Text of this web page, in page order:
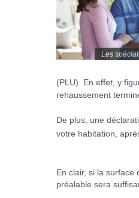
Les
(PLU). En effet, y
rehaussement
De plus, une
votre habitation,
En clair, si la surface
préalable sera